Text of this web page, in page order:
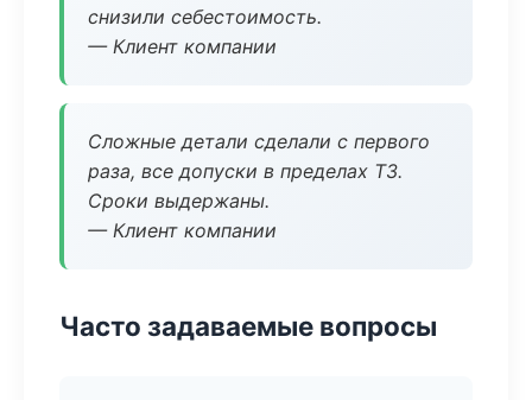
снизили себестоимость.
— Клиент компании
Сложные детали сделали с первого
раза, все допуски в пределах ТЗ.
Сроки выдержаны.
— Клиент компании
Часто задаваемые вопросы